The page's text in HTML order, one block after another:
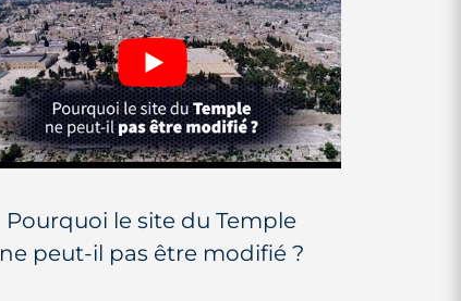
Pourquoi le site du Temple
ne peut-il pas être modifié ?